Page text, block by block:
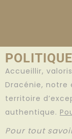
Accueillir,
Dracénie, notre
territoire
authentique.
Pour tout